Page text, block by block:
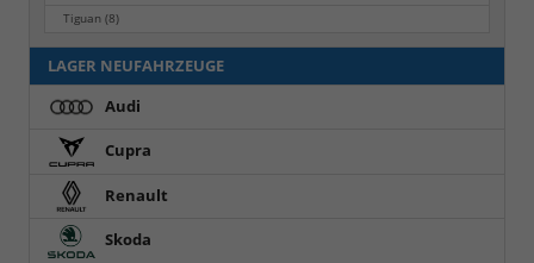
Tiguan(8)
LAGER NEUFAHRZEUGE
Audi
Cupra
Renault
Skoda